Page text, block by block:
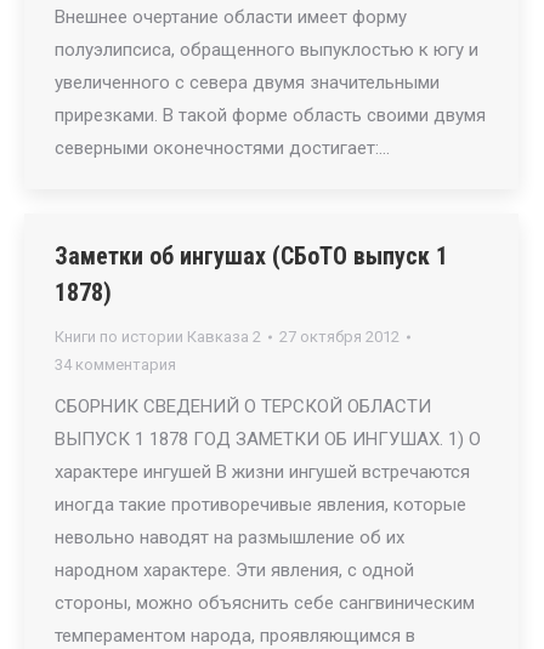
Внешнее очертание области имеет форму
полуэлипсиса, обращенного выпуклостью к югу и
увеличенного с севера двумя значительными
прирезками. В такой форме область своими двумя
северными оконечностями достигает:…
Заметки об ингушах (СБоТО выпуск 1
1878)
Книги по истории Кавказа 2
27 октября 2012
34 комментария
СБОРНИК СВЕДЕНИЙ О ТЕРСКОЙ ОБЛАСТИ
ВЫПУСК 1 1878 ГОД ЗАМЕТКИ ОБ ИНГУШАХ. 1) О
характере ингушей В жизни ингушей встречаются
иногда такие противоречивые явления, которые
невольно наводят на размышление об их
народном характере. Эти явления, с одной
стороны, можно объяснить себе сангвиническим
темпераментом народа, проявляющимся в